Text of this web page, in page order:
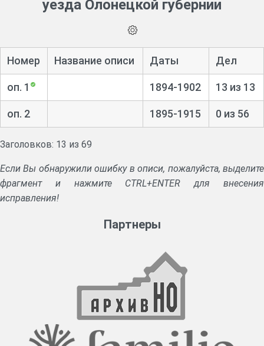
уезда Олонецкой губернии
Номер Название описи Даты Дел
оп. 1 1894-1902 13 из 13
оп. 2 1895-1915 0 из 56
Заголовков: 13 из 69
Если Вы обнаружили ошибку в описи, пожалуйста, выделите
фрагмент и нажмите CTRL+ENTER для внесения
исправления!
Партнеры